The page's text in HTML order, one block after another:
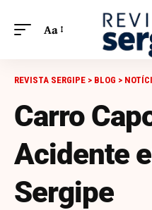
Aa
REVISTA SERGIPE > BLOG >
Carro
Acidente
Sergipe